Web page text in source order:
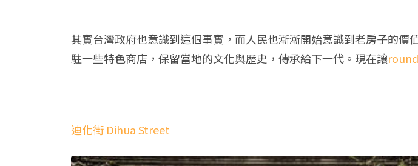
其實台灣政府也意識到這個事實，而人民也漸漸開始意識到老房子的
駐一些特色商店，保留當地的文化與歷史，傳承給下一代。現在讓
迪化街 Dihua Street